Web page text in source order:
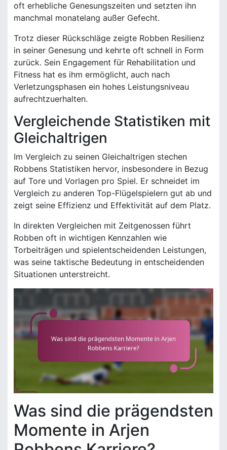
oft erhebliche Genesungszeiten und setzten ihn
manchmal monatelang außer Gefecht.
Trotz dieser Rückschläge zeigte Robben Resilienz
in seiner Genesung und kehrte oft schnell in Form
zurück. Sein Engagement für Rehabilitation und
Fitness hat es ihm ermöglicht, auch nach
Verletzungsphasen ein hohes Leistungsniveau
aufrechtzuerhalten.
Vergleichende Statistiken mit
Gleichaltrigen
Im Vergleich zu seinen Gleichaltrigen stechen
Robbens Statistiken hervor, insbesondere in Bezug
auf Tore und Vorlagen pro Spiel. Er schneidet im
Vergleich zu anderen Top-Flügelspielern gut ab und
zeigt seine Effizienz und Effektivität auf dem Platz.
In direkten Vergleichen mit Zeitgenossen führt
Robben oft in wichtigen Kennzahlen wie
Torbeiträgen und spielentscheidenden Leistungen,
was seine taktische Bedeutung in entscheidenden
Situationen unterstreicht.
Was sind die prägendsten
Momente in Arjen